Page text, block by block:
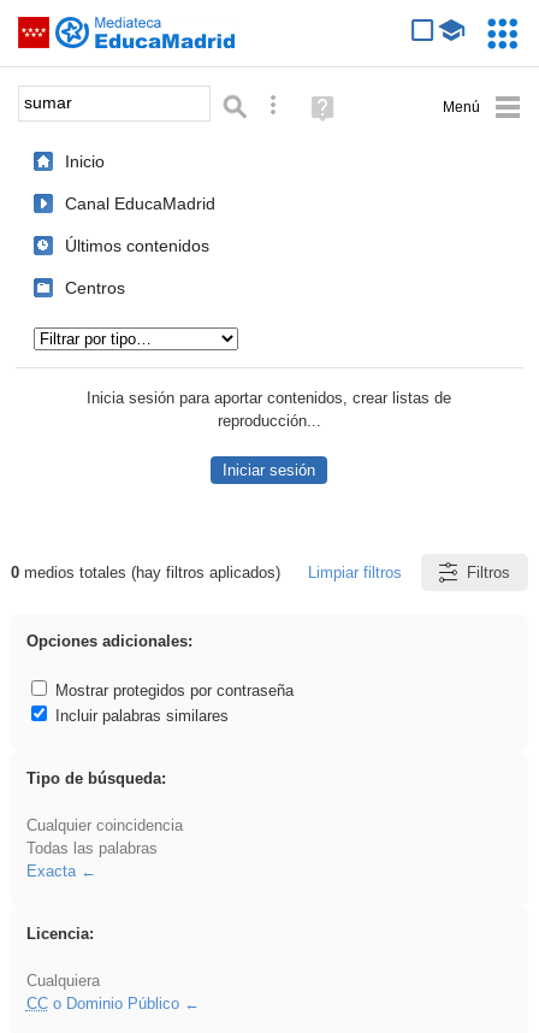
Saltar navegación
Palabra o frase: Búsqueda avanzada
Ayuda
(en
Inicio
Canal EducaMadrid
Últimos contenidos
Centros
Inicia sesión para aportar contenidos, crear listas de
reproducción...
Iniciar sesión
Resultados de: sumar
0medios totales (hay filtros aplicados) Limpiar filtros Filtros
Opciones adicionales:
Mostrar protegidos por contraseña
Incluir palabras similares
Tipo de búsqueda:
Cualquier coincidencia
Todas las palabras
Exacta
Licencia:
Cualquiera
CCo Dominio Público